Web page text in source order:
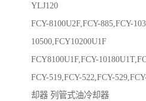
YLJ120
FCY-8100U2F,FCY-885,FCY-
10500,FCY10200U1F
FCY8100U1F,FCY-
FCY-519,FCY-522,FCY-
却器 列管式油冷却器